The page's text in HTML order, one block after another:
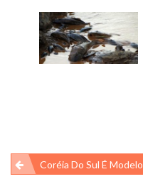
Navegação
Coréia Do Sul É Modelo De Gestão Hídrica